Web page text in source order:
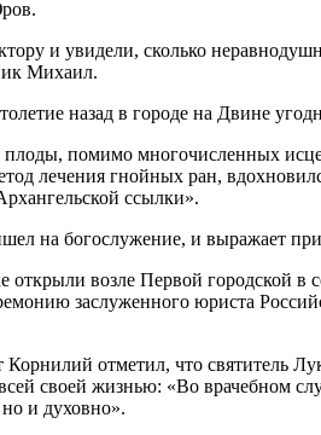
и увидели, сколько
Михаил.
назад в городе на Двине
плоды, помимо многочисленных
лечения гнойных ран,
ссылки».
на богослужение, и выражает
возле Первой городской
заслуженного юриста
отметил, что святитель
своей жизнью: «Во врачебном
и духовно».